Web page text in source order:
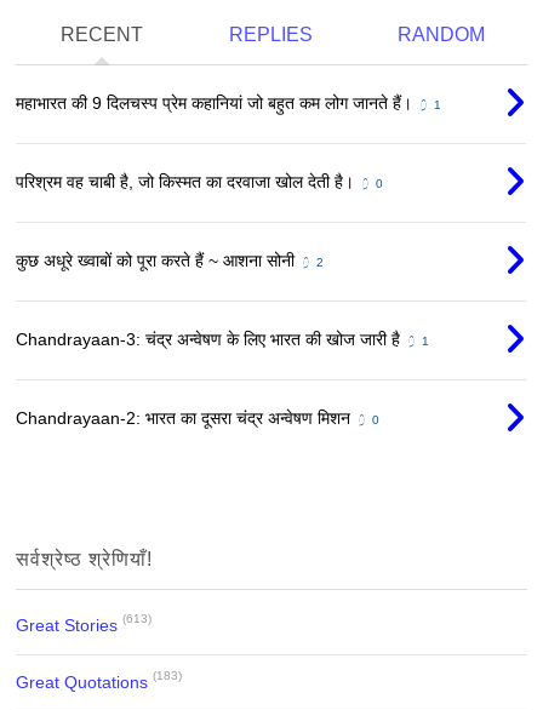
RECENT REPLIES RANDOM
महाभारत की 9 दिलचस्प प्रेम कहानियां जो बहुत कम लोग जानते हैं। 1
परिश्रम वह चाबी है, जो किस्मत का दरवाजा खोल देती है। 0
कुछ अधूरे ख्वाबों को पूरा करते हैं ~ आशना सोनी 2
Chandrayaan-3: चंद्र अन्वेषण के लिए भारत की खोज जारी है 1
Chandrayaan-2: भारत का दूसरा चंद्र अन्वेषण मिशन 0
सर्वश्रेष्ठ श्रेणियाँ!
Great Stories (613)
Great Quotations (183)